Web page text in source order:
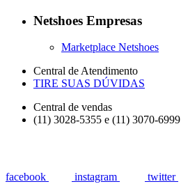
Netshoes Empresas
Marketplace Netshoes
Central de Atendimento
TIRE SUAS DÚVIDAS
Central de vendas
(11) 3028-5355 e (11) 3070-6999
facebook instagram twitter